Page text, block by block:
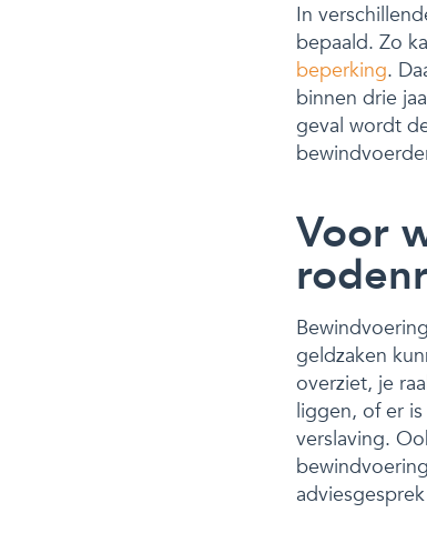
In
bepaald. Zo
beperking.
binnen drie
geval wordt
Voor
geldzaken
overziet, je
liggen, of er
verslaving.